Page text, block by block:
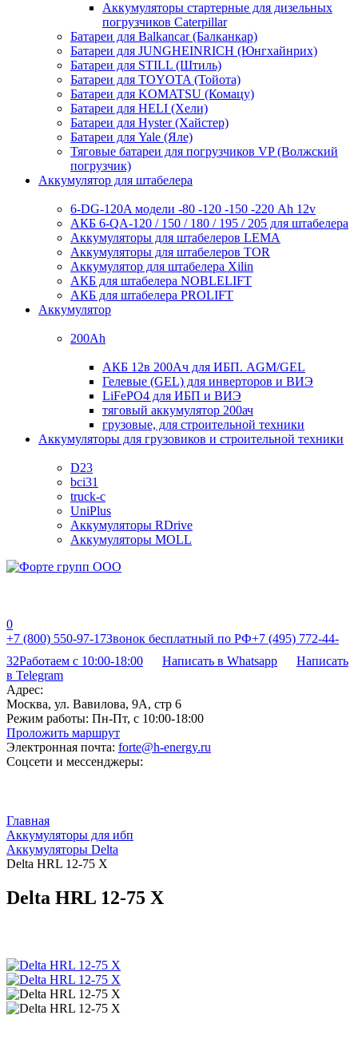
Аккумуляторы стартерные для дизельных
погрузчиков Caterpillar
Батареи для Balkancar (Балканкар)
Батареи для JUNGHEINRICH (Юнгхайнрих)
Батареи для STILL (Штиль)
Батареи для TOYOTA (Тойота)
Батареи для KOMATSU (Комацу)
Батареи для HELI (Хели)
Батареи для Hyster (Хайстер)
Батареи для Yale (Яле)
Тяговые батареи для погрузчиков VP (Волжский
погрузчик)
Аккумулятор для штабелера
6-DG-120A модели -80 -120 -150 -220 Ah 12v
АКБ 6-QA-120 / 150 / 180 / 195 / 205 для штабелера
Аккумуляторы для штабелеров LEMA
Аккумуляторы для штабелеров TOR
Аккумулятор для штабелера Xilin
АКБ для штабелера NOBLELIFT
АКБ для штабелера PROLIFT
Аккумулятор
200Ah
АКБ 12в 200Ач для ИБП. AGM/GEL
Гелевые (GEL) для инверторов и ВИЭ
LiFePO4 для ИБП и ВИЭ
тяговый аккумулятор 200ач
грузовые, для строительной техники
Аккумуляторы для грузовиков и строительной техники
D23
bci31
truck-c
UniPlus
Аккумуляторы RDrive
Аккумуляторы MOLL
0
+7 (800) 550-97-17Звонок бесплатный по РФ+7 (495) 772-44-
32Работаем с 10:00-18:00 Написать в Whatsapp
Написать
в Telegram
Адрес:
Москва, ул. Вавилова, 9А, стр 6
Режим работы: Пн-Пт, с 10:00-18:00
Проложить маршрут
Электронная почта: forte@h-energy.ru
Соцсети и мессенджеры:
Главная
Аккумуляторы для ибп
Аккумуляторы Delta
Delta HRL 12-75 X
Delta HRL 12-75 X